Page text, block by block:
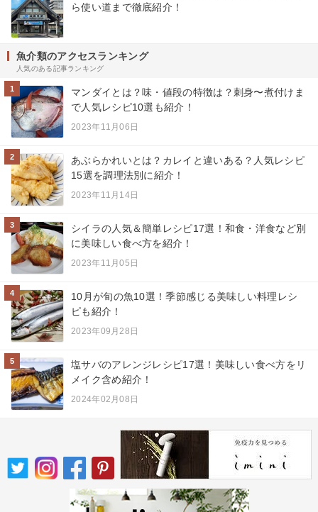
ら使い道まで徹底紹介！
魚介類のアクセスランキング
人気のある記事ランキング
1
マンダイとは？味・値段の特徴は？刺身〜煮付けま
で人気レシピ10選も紹介！
2023年11月06日
2
あぶらかれいとは？カレイと違いある？人気レシピ
15選を調理法別に紹介！
2023年11月14日
3
シイラの人気＆簡単レシピ17選！和食・洋食など別
に美味しい食べ方を紹介！
2023年11月05日
4
10月が旬の魚10選！季節感じる美味しい料理レシ
ピも紹介！
2023年09月28日
5
塩サバのアレンジレシピ17選！美味しい食べ方をリ
メイク含め紹介！
2024年02月08日